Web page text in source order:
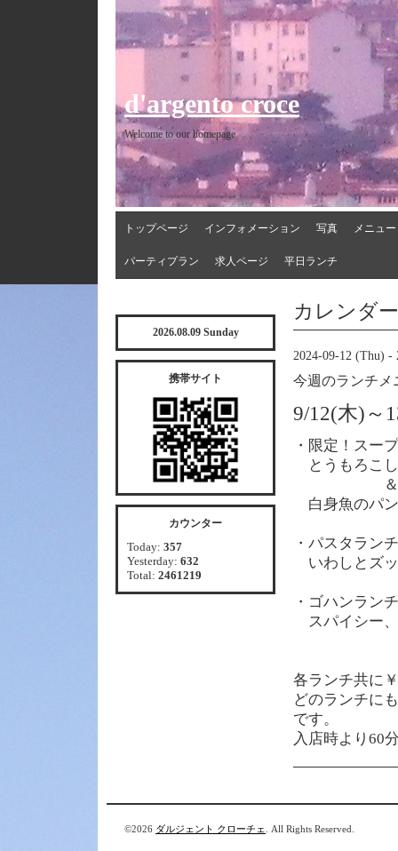
d'argento croce
Welcome to our homepage
トップページ インフォメーション 写真 メニュー
パーティプラン 求人ページ 平日ランチ
カレンダー
2024-09-12 (Thu) -
今週のランチメ
9/12(木)～
・限定！スー
とうもろこ
＆
白身魚のパ
・パスタランチ
いわしとズ
・ゴハンランチ
スパイシー
各ランチ共に
どのランチに
です。
入店時より60
2026.08.09 Sunday
携帯サイト
カウンター
Today: 357
Yesterday: 632
Total: 2461219
©2026 ダルジェント クローチェ . All Rights Reserved.